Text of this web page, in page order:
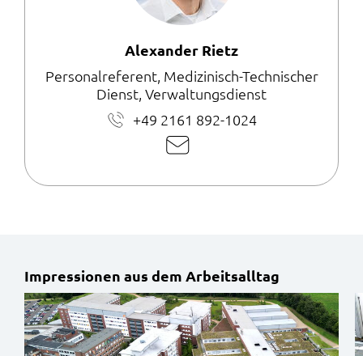
Alexander Rietz
Personalreferent, Medizinisch-Technischer
Dienst, Verwaltungsdienst
+49 2161 892-1024
E-
schreiben
Impressionen aus dem Arbeitsalltag